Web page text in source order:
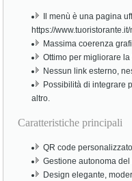
Il menù è una pagina
https://www.tuoristorante.it/
Massima coerenza
Ottimo per migliorare
Nessun link esterno,
Possibilità di integrare
altro.
Caratteristiche principali
QR code
Gestione autonoma
Design elegante,